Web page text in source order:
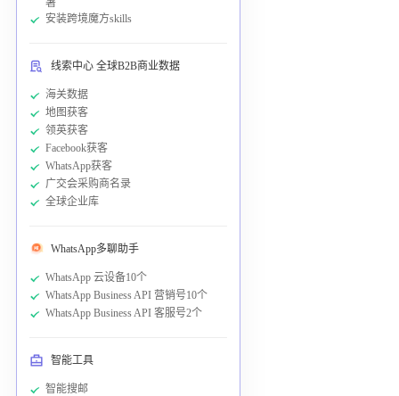
署
安装跨境魔方skills
线索中心 全球B2B商业数据
海关数据
地图获客
领英获客
Facebook获客
WhatsApp获客
广交会采购商名录
全球企业库
WhatsApp多聊助手
WhatsApp 云设备10个
WhatsApp Business API 营销号10个
WhatsApp Business API 客服号2个
智能工具
智能搜邮